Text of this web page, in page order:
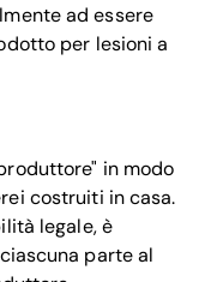
ad essere
per lesioni a
in modo
costruiti in casa.
legale, è
parte al